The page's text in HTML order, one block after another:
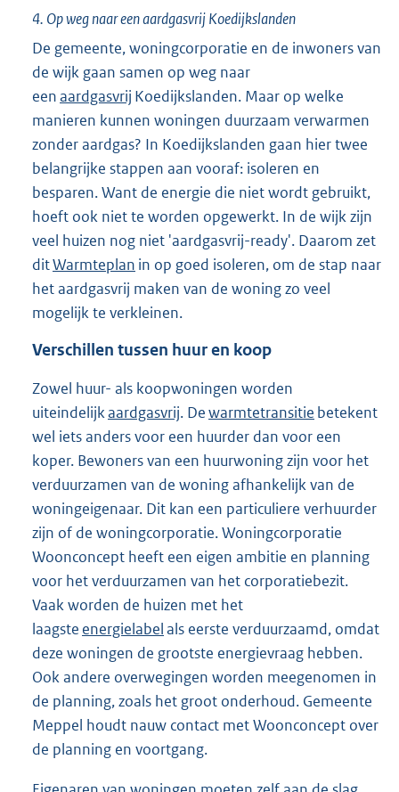
4. Op weg naar een aardgasvrij Koedijkslanden
De gemeente, woningcorporatie en de inwoners van
de wijk gaan samen op weg naar
eenaardgasvrij Koedijkslanden. Maar op welke
manieren kunnen woningen duurzaam verwarmen
zonder aardgas? In Koedijkslanden gaan hier twee
belangrijke stappen aan vooraf: isoleren en
besparen. Want de energie die niet wordt gebruikt,
hoeft ook niet te worden opgewerkt. In de wijk zijn
veel huizen nog niet 'aardgasvrij-ready'. Daarom zet
ditWarmteplan in op goed isoleren, om de stap naar
het aardgasvrij maken van de woning zo veel
mogelijk te verkleinen.
Verschillen tussen huur en koop
Zowel huur- als koopwoningen worden
uiteindelijkaardgasvrij. Dewarmtetransitie betekent
wel iets anders voor een huurder dan voor een
koper. Bewoners van een huurwoning zijn voor het
verduurzamen van de woning afhankelijk van de
woningeigenaar. Dit kan een particuliere verhuurder
zijn of de woningcorporatie. Woningcorporatie
Woonconcept heeft een eigen ambitie en planning
voor het verduurzamen van het corporatiebezit.
Vaak worden de huizen met het
laagste energielabelals eerste verduurzaamd, omdat
deze woningen de grootste energievraag hebben.
Ook andere overwegingen worden meegenomen in
de planning, zoals het groot onderhoud. Gemeente
Meppel houdt nauw contact met Woonconcept over
de planning en voortgang.